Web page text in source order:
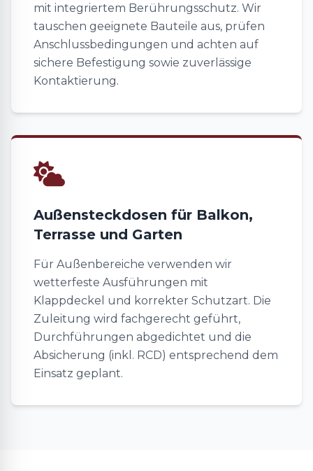
mit integriertem Berührungsschutz. Wir
tauschen geeignete Bauteile aus, prüfen
Anschlussbedingungen und achten auf
sichere Befestigung sowie zuverlässige
Kontaktierung.
Außensteckdosen für Balkon,
Terrasse und Garten
Für Außenbereiche verwenden wir
wetterfeste Ausführungen mit
Klappdeckel und korrekter Schutzart. Die
Zuleitung wird fachgerecht geführt,
Durchführungen abgedichtet und die
Absicherung (inkl. RCD) entsprechend dem
Einsatz geplant.